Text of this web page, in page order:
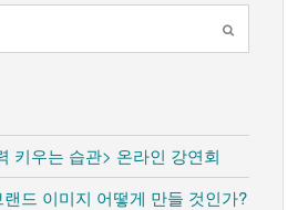
키우는 습관> 온라인 강연회
드 이미지 어떻게 만들 것인가?